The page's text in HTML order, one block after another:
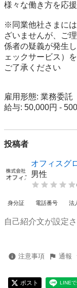
様々な働き方を応
※同業他社さまに
ざいませんが、ご
係者の疑義が発生
ェックサービス）
ご了承ください
雇用形態: 業務委託
給与: 50,000円 -
投稿者
オフィスグ
男性
身分証 電話番号 法
自己紹介文が設定
注意事項 通報
ポスト LINEで